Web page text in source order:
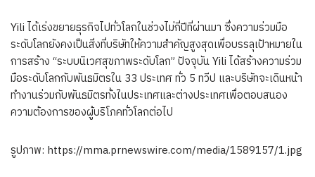
Yili ได้เร่งขยายธุรกิจไปทั่วโลกในช่วงไม่กี่ปีที่ผ่านมา ซึ่งความร่วมมือ
ระดับโลกยังคงเป็นสิ่งที่บริษัทให้ความสำคัญสูงสุดเพื่อบรรลุเป้าหมายใน
การสร้าง “ระบบนิเวศสุขภาพระดับโลก” ปัจจุบัน Yili ได้สร้างความร่วม
มือระดับโลกกับพันธมิตรใน 33 ประเทศ ทั่ว 5 ทวีป และบริษัทจะเดินหน้า
ทำงานร่วมกับพันธมิตรทั้งในประเทศและต่างประเทศเพื่อตอบสนอง
ความต้องการของผู้บริโภคทั่วโลกต่อไป
รูปภาพ: https://mma.prnewswire.com/media/1589157/1.jpg